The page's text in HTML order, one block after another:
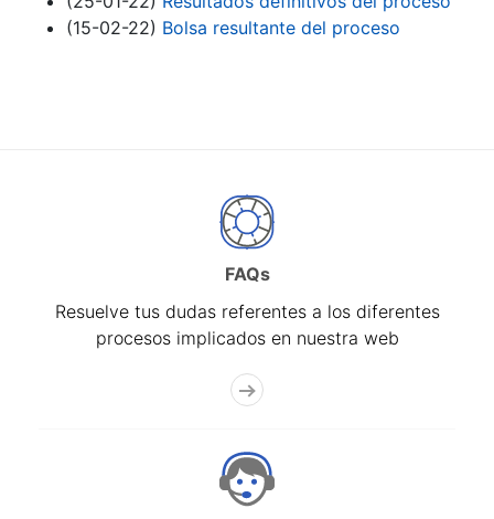
(15-02-22) Bolsa resultante del proceso
FAQs
Resuelve tus dudas referentes a los diferentes
procesos implicados en nuestra web